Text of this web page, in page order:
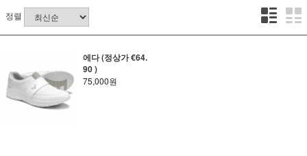
정렬
에다 (정상가 €64.
90 )
75,000원